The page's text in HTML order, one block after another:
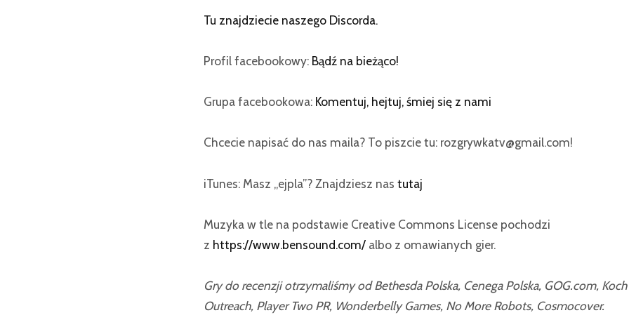
Tu znajdziecie naszego Discorda.
Profil facebookowy: Bądź na bieżąco!
Grupa facebookowa: Komentuj, hejtuj, śmiej się z nami
Chcecie napisać do nas maila? To piszcie tu: rozgrywkatv@gmail.com!
iTunes: Masz „ejpla”? Znajdziesz nas tutaj
Muzyka w tle na podstawie Creative Commons License pochodzi
z https://www.bensound.com/ albo z omawianych gier.
Gry do recenzji otrzymaliśmy od Bethesda Polska, Cenega Polska, GOG.com, Koch
Outreach, Player Two PR, Wonderbelly Games, No More Robots, Cosmocover.